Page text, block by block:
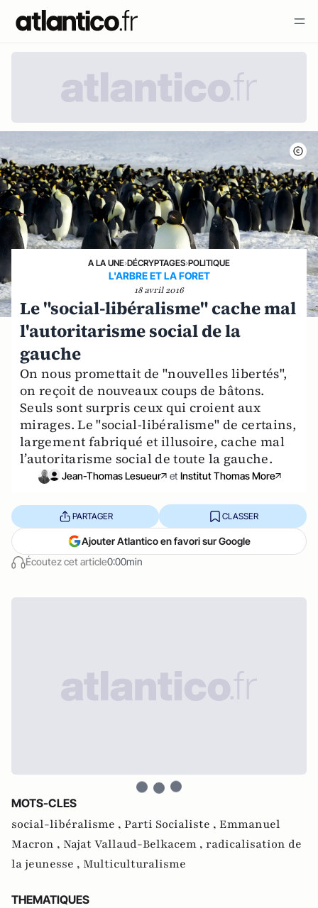
A LA UNE›DÉCRYPTAGES›POLITIQUE
L'ARBRE ET LA FORET
18 avril 2016
Le "social-libéralisme" cache mal
l'autoritarisme social de la
gauche
On nous promettait de "nouvelles libertés",
on reçoit de nouveaux coups de bâtons.
Seuls sont surpris ceux qui croient aux
mirages. Le "social-libéralisme" de certains,
largement fabriqué et illusoire, cache mal
l’autoritarisme social de toute la gauche.
Jean-Thomas Lesueur et Institut Thomas More
Écoutez cet article0:00min
PARTAGER CLASSER
Ajouter Atlantico en favori sur Google
MOTS-CLES
social-libéralisme , Parti Socialiste , Emmanuel
Macron , Najat Vallaud-Belkacem , radicalisation de
la jeunesse , Multiculturalisme
THEMATIQUES